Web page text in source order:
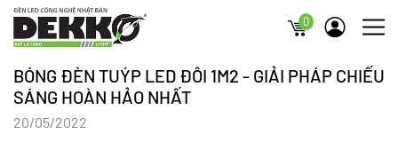
0
BÓNG ĐÈN TUÝP LED ĐÔI 1M2 - GIẢI PHÁP CHIẾU
SÁNG HOÀN HẢO NHẤT
20/05/2022